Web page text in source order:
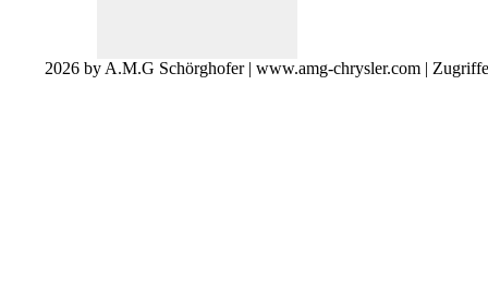
2026 by A.M.G Schörghofer | www.amg-chrysler.com |